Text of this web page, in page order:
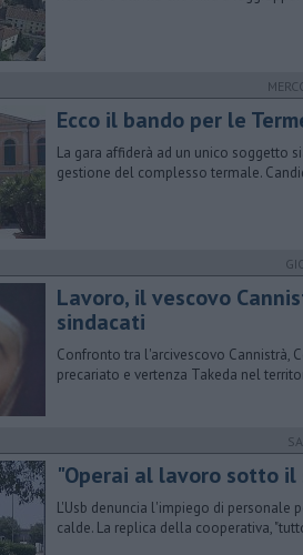
Ecco il bando per le
La gara affiderà ad un unico soggetto
gestione del complesso termale.
Lavoro, il vescovo
sindacati
Confronto tra l'arcivescovo Cannistrà,
precariato e vertenza Takeda nel
"Operai al lavoro sotto il
L'Usb denuncia l'impiego di personale
calde. La replica della cooperativa,